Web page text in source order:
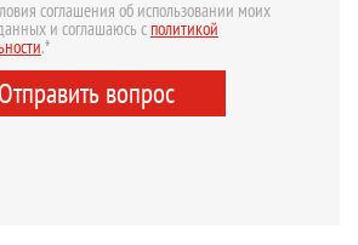
соглашения об использовании моих
и соглашаюсь сполитикой
.*
Отправить вопрос